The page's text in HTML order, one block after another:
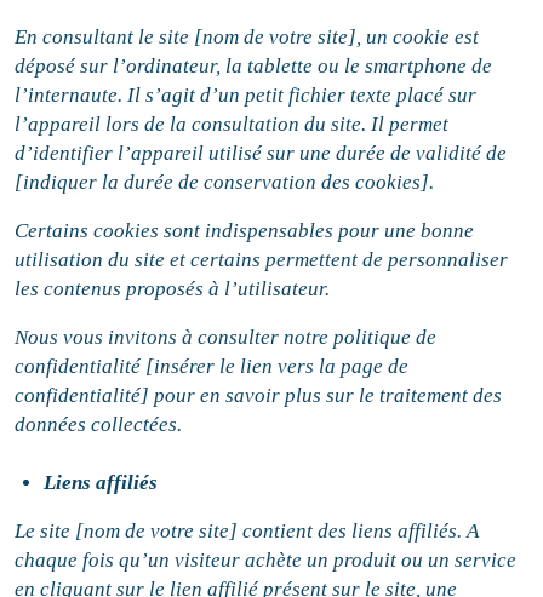
En consultant le site [nom de votre site], un cookie est
déposé sur l’ordinateur, la tablette ou le smartphone de
l’internaute. Il s’agit d’un petit fichier texte placé sur
l’appareil lors de la consultation du site. Il permet
d’identifier l’appareil utilisé sur une durée de validité de
[indiquer la durée de conservation des cookies].
Certains cookies sont indispensables pour une bonne
utilisation du site et certains permettent de personnaliser
les contenus proposés à l’utilisateur.
Nous vous invitons à consulter notre politique de
confidentialité [insérer le lien vers la page de
confidentialité] pour en savoir plus sur le traitement des
données collectées.
Liens affiliés
Le site [nom de votre site] contient des liens affiliés. A
chaque fois qu’un visiteur achète un produit ou un service
en cliquant sur le lien affilié présent sur le site, une